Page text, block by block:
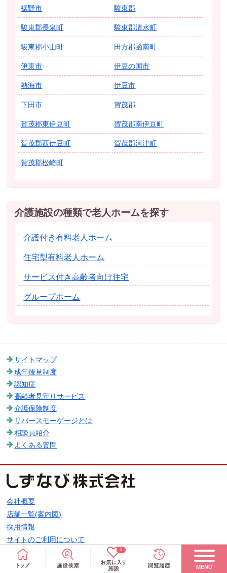
0
MENU
裾野市 駿東郡
駿東郡長泉町 駿東郡清水町
駿東郡小山町 田方郡函南町
伊東市 伊豆の国市
熱海市 伊豆市
下田市 賀茂郡
賀茂郡東伊豆町 賀茂郡南伊豆町
賀茂郡西伊豆町 賀茂郡河津町
賀茂郡松崎町
介護施設の種類で老人ホームを探す
介護付き有料老人ホーム
住宅型有料老人ホーム
サービス付き高齢者向け住宅
グループホーム
サイトマップ
成年後見制度
認知症
高齢者見守りサービス
介護保険制度
リバースモーゲージとは
相談員紹介
よくある質問
会社概要
店舗一覧(案内図)
採用情報
サイトのご利用について
個人情報保護方針
お客様情報の利用目的と共同利用に関するご案内